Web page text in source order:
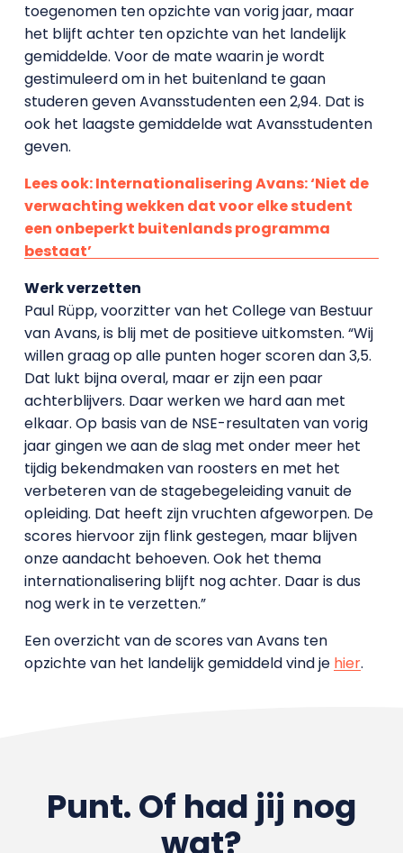
toegenomen ten opzichte van vorig jaar, maar
het blijft achter ten opzichte van het landelijk
gemiddelde. Voor de mate waarin je wordt
gestimuleerd om in het buitenland te gaan
studeren geven Avansstudenten een 2,94. Dat is
ook het laagste gemiddelde wat Avansstudenten
geven.
Lees ook: Internationalisering Avans: ‘Niet de
verwachting wekken dat voor elke student
een onbeperkt buitenlands programma
bestaat’
Werk verzetten
Paul Rüpp, voorzitter van het College van Bestuur
van Avans, is blij met de positieve uitkomsten. “Wij
willen graag op alle punten hoger scoren dan 3,5.
Dat lukt bijna overal, maar er zijn een paar
achterblijvers. Daar werken we hard aan met
elkaar. Op basis van de NSE-resultaten van vorig
jaar gingen we aan de slag met onder meer het
tijdig bekendmaken van roosters en met het
verbeteren van de stagebegeleiding vanuit de
opleiding. Dat heeft zijn vruchten afgeworpen. De
scores hiervoor zijn flink gestegen, maar blijven
onze aandacht behoeven. Ook het thema
internationalisering blijft nog achter. Daar is dus
nog werk in te verzetten.”
Een overzicht van de scores van Avans ten
opzichte van het landelijk gemiddeld vind je hier.
Punt. Of had jij nog
wat?